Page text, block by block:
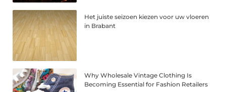
Het juiste seizoen kiezen voor uw vloeren
in Brabant
Why Wholesale Vintage Clothing Is
Becoming Essential for Fashion Retailers